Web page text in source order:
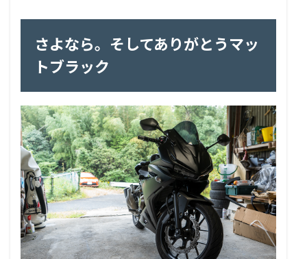
さよなら。そしてありがとうマッ
トブラック